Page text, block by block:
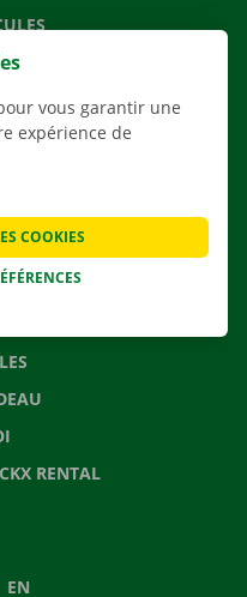
NOUS
RENTAL
EN
vous garantir une
expérience de
COOKIES